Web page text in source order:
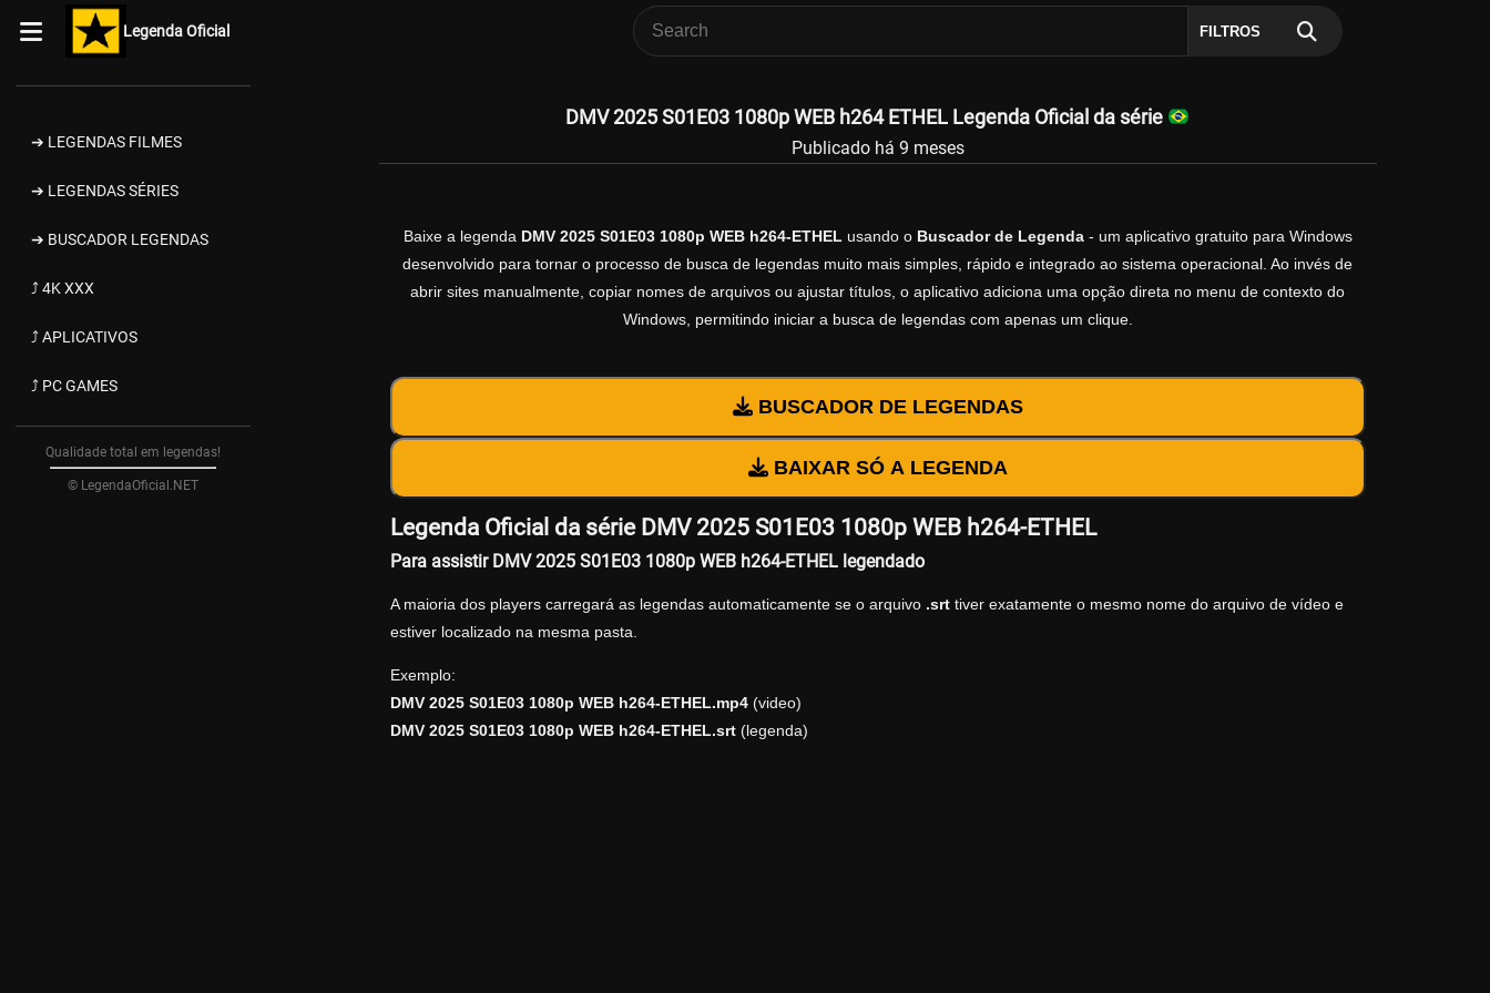
Legenda Oficial FILTROS
➔ LEGENDAS FILMES
➔ LEGENDAS SÉRIES
➔ BUSCADOR LEGENDAS
⤴ 4K XXX
⤴ APLICATIVOS
⤴ PC GAMES
Qualidade total em legendas!
© LegendaOficial.NET
DMV 2025 S01E03 1080p WEB h264 ETHEL Legenda Oficial da série
Publicado há 9 meses
Baixe a legenda DMV 2025 S01E03 1080p WEB h264-ETHELusando o Buscador de Legenda- um aplicativo gratuito para Windows
desenvolvido para tornar o processo de busca de legendas muito mais simples, rápido e integrado ao sistema operacional. Ao invés de
abrir sites manualmente, copiar nomes de arquivos ou ajustar títulos, o aplicativo adiciona uma opção direta no menu de contexto do
Windows, permitindo iniciar a busca de legendas com apenas um clique.
BUSCADOR DE LEGENDAS
BAIXAR SÓ A LEGENDA
Legenda Oficial da série DMV 2025 S01E03 1080p WEB h264-ETHEL
Para assistir DMV 2025 S01E03 1080p WEB h264-ETHEL legendado
A maioria dos players carregará as legendas automaticamente se o arquivo .srttiver exatamente o mesmo nome do arquivo de vídeo e
estiver localizado na mesma pasta.
Exemplo:
DMV 2025 S01E03 1080p WEB h264-ETHEL.mp4(video)
DMV 2025 S01E03 1080p WEB h264-ETHEL.srt(legenda)